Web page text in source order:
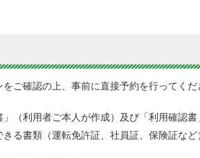
ご確認の上、事前に直接予約を行ってくだ
（利用者ご本人が作成）及び「利用確認書
る書類（運転免許証、社員証、保険証な